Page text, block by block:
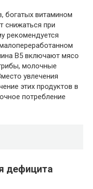
богатых витамином
снижаться при
рекомендуется
B5 включают мясо
молочные
увлечения
этих продуктов в
потребление
дефицита